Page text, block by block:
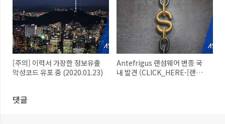
[주의] 이력서 가장한 정보유출
악성코드 유포 중 (2020.01.23)
Antefrigus 랜섬웨어 변종 국
내 발견 (CLICK_HERE-[랜
댓글